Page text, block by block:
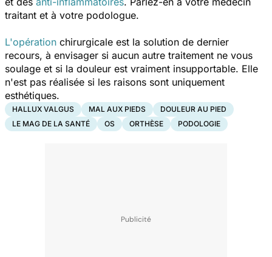
traitant et à votre podologue.
L'opération chirurgicale est la solution de dernier
recours, à envisager si aucun autre traitement ne vous
soulage et si la douleur est vraiment insupportable. Elle
n'est pas réalisée si les raisons sont uniquement
esthétiques.
HALLUX VALGUS MAL AUX PIEDS
DOULEUR AU PIED
LE MAG DE LA SANTÉ
OS ORTHÈSE PODOLOGIE